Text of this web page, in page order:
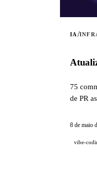
IA /
75
de PR
8 de maio
vibe-